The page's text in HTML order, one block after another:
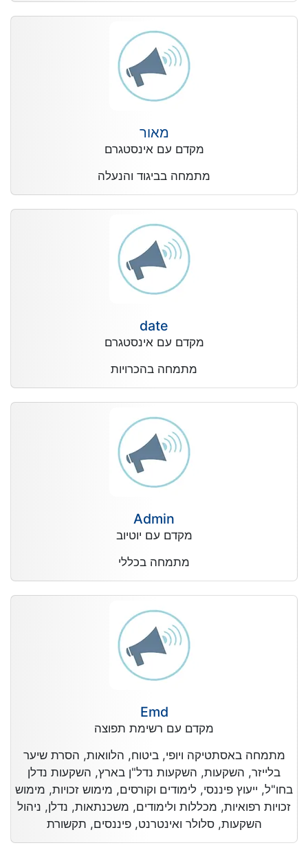
מאור
מקדם עם אינסטגרם
מתמחה בביגוד והנעלה
date
מקדם עם אינסטגרם
מתמחה בהכרויות
Admin
מקדם עם יוטיוב
מתמחה בכללי
Emd
מקדם עם רשימת תפוצה
מתמחה באסתטיקה ויופי, ביטוח, הלוואות, הסרת שיער
בלייזר, השקעות, השקעות נדל"ן בארץ, השקעות נדלן
בחו"ל, ייעוץ פיננסי, לימודים וקורסים, מימוש זכויות, מימוש
זכויות רפואיות, מכללות ולימודים, משכנתאות, נדלן, ניהול
השקעות, סלולר ואינטרנט, פיננסים, תקשורת